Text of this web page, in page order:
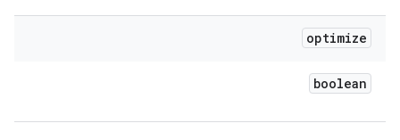
optimize
boolean